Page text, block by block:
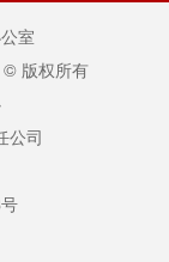
室
© 版权所有
公司